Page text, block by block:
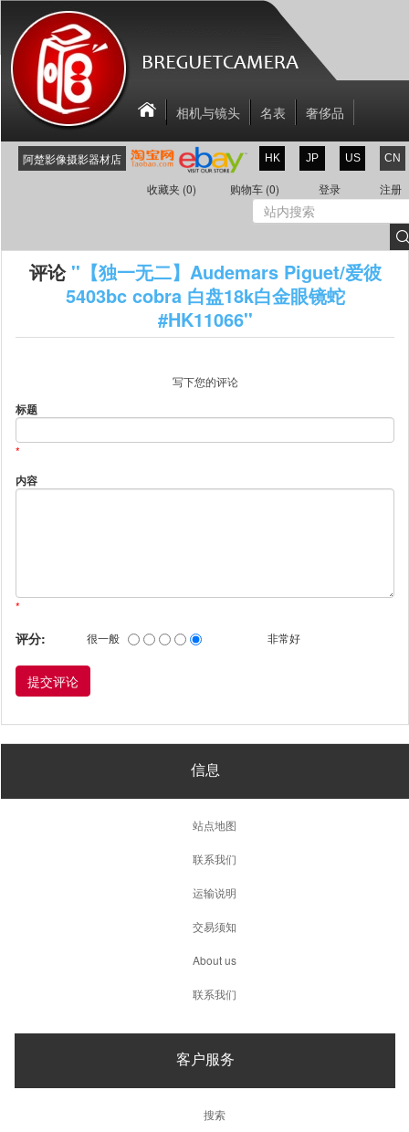
CN
US
JP
HK
阿楚影像摄影器材店
注册
登录
购物车 (0)
收藏夹 (0)
相机与镜头 名表
奢侈品
相机配件
关于我们
联系我们
新商品
折扣区
评论
【独一无二】Audemars Piguet/爱彼
5403bc cobra 白盘18k白金眼镜蛇
#HK11066
写下您的评论
标题
*
内容
*
评分: 很一般 非常好
信息
站点地图
联系我们
运输说明
交易须知
About us
联系我们
客户服务
搜索